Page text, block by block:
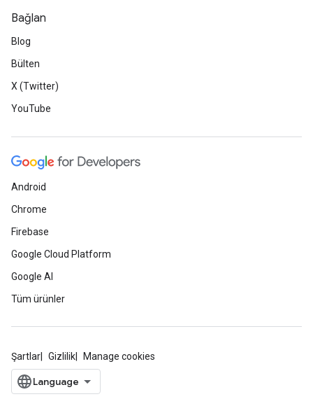
Bağlan
Blog
Bülten
X (Twitter)
YouTube
Android
Chrome
Firebase
Google Cloud Platform
Google AI
Tüm ürünler
Şartlar Gizlilik Manage cookies